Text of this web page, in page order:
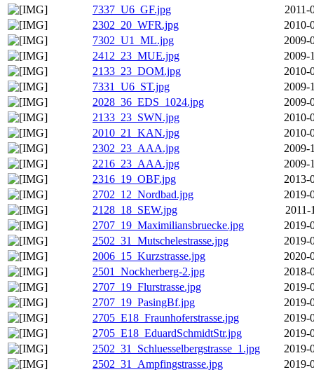
7337_U6_GF.jpg
2011-
2302_20_WFR.jpg
2010-
7302_U1_ML.jpg
2009-
2412_23_MUE.jpg
2009-
2133_23_DOM.jpg
2010-
7331_U6_ST.jpg
2009-
2028_36_EDS_1024.jpg
2009-
2133_23_SWN.jpg
2010-
2010_21_KAN.jpg
2010-
2302_23_AAA.jpg
2009-
2216_23_AAA.jpg
2009-
2316_19_OBF.jpg
2013-
2702_12_Nordbad.jpg
2019-
2128_18_SEW.jpg
2011-
2707_19_Maximiliansbruecke.jpg
2019-
2502_31_Mutschelestrasse.jpg
2019-
2006_15_Kurzstrasse.jpg
2020-
2501_Nockherberg-2.jpg
2018-
2707_19_Flurstrasse.jpg
2019-
2707_19_PasingBf.jpg
2019-
2705_E18_Fraunhoferstrasse.jpg
2019-
2705_E18_EduardSchmidtStr.jpg
2019-
2502_31_Schluesselbergstrasse_1.jpg
2019-
2502_31_Ampfingstrasse.jpg
2019-